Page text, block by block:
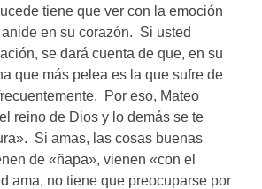
tiene que ver con la emoción
en su corazón. Si usted
se dará cuenta de que, en su
que más pelea es la que sufre de
Por eso, Mateo
reino de Dios y lo demás se te
Si amas, las cosas buenas
de «ñapa», vienen «con el
ama, no tiene que preocuparse por